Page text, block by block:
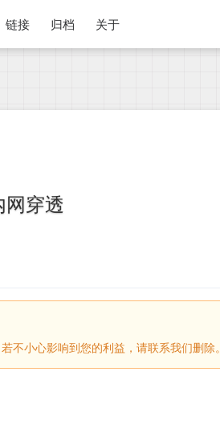
链接 归档 关于
网穿透
小心影响到您的利益，请联系我们删除。